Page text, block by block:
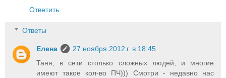
Ответить
Ответы
Елена
27 ноября 2012 г. в 18:45
Таня, в сети столько сложных людей, и многие
имеют такое кол-во ПЧ))) Смотри - недавно нас